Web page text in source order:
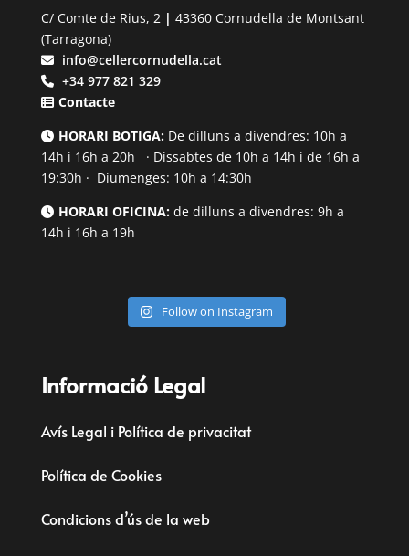
C/ Comte de Rius, 2 | 43360 Cornudella de Montsant
(Tarragona)
info@cellercornudella.cat
+34 977 821 329
Contacte
HORARI BOTIGA:De dilluns a divendres: 10h a
14h i 16h a 20h · Dissabtes de 10h a 14h i de 16h a
19:30h · Diumenges: 10h a 14:30h
HORARI OFICINA:de dilluns a divendres: 9h a
14h i 16h a 19h
Follow on Instagram
Informació Legal
Avís Legal i Política de privacitat
Política de Cookies
Condicions d’ús de la web